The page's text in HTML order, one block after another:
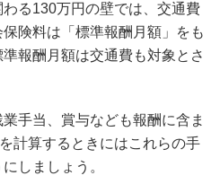
る130万円の壁では、交通費
険料は「標準報酬月額」をも
報酬月額は交通費も対象とさ
手当、賞与なども報酬に含ま
計算するときにはこれらの手
しましょう。